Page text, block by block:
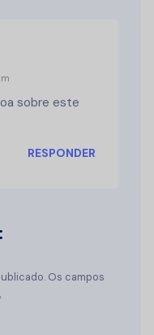
sobre este
RESPONDER
Os campos